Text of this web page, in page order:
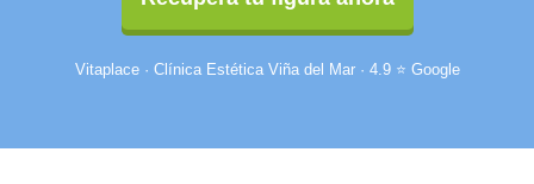
Vitaplace · Clínica Estética Viña del Mar · 4.9 ⭐ Google